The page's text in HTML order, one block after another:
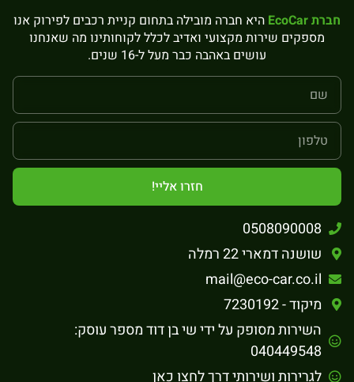
חברת EcoCar
היא חברה מובילה בתחום קניית רכבים לפירוק אנו
מספקים שירות מקצועי ואדיב לכלל לקוחותינו מה שאנחנו
עושים באהבה כבר מעל ל-16 שנים.
חזרו אליי!
0508090008
שושנה דמארי 22 רמלה
mail@eco-car.co.il
מיקוד - 7230192
השירות מסופק על ידי שי בן דוד מספר עוסק:
040449548
לגרירות ושירותי דרך לחצו כאן